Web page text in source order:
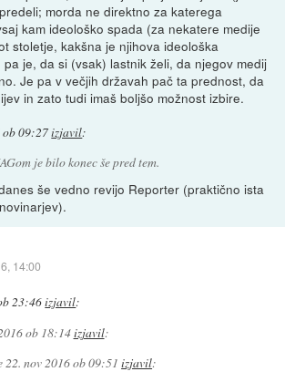
morda ne direktno za katerega
kam ideološko spada (za nekatere medije
stoletje, kakšna je njihova ideološka
je, da si (vsak) lastnik želi, da njegov medij
Je pa v večjih državah pač ta prednost, da
in zato tudi imaš boljšo možnost izbire.
ob 09:27izjavil:
je bilo konec še pred tem.
še vedno revijo Reporter (praktično ista
14:00
23:46izjavil:
ob 18:14izjavil:
22. nov 2016 ob 09:51 izjavil: